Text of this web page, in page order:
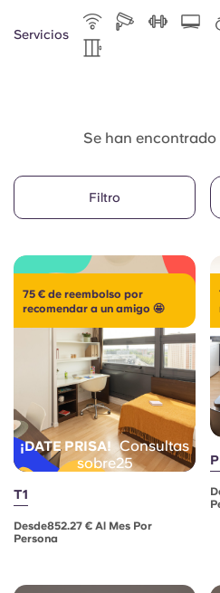
Más
English
Español
Català
Deutsch
Elige un país
Elige una residencia
Iniciar sesión
Reserva
Chinese
Servicios
Se han
Filtro
75 € de reembolso por
recomendar a un amigo 🤩
¡DATE PRISA! Consultas
sobre25
T1
Desde852.27 € Al Mes Por
Persona